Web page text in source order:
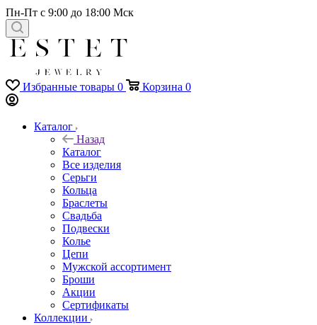
Пн-Пт с 9:00 до 18:00 Мск
Избранные товары 0 Корзина 0
Каталог
Назад
Каталог
Все изделия
Серьги
Кольца
Браслеты
Свадьба
Подвески
Колье
Цепи
Мужской ассортимент
Броши
Акции
Сертификаты
Коллекции